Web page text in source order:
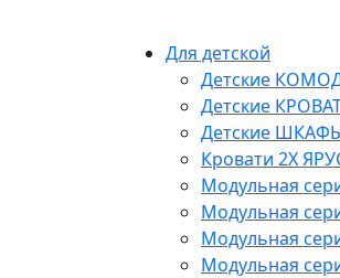
Для детской
Детские
Детские
Детские
Кровати 2Х
Модульная
Модульная
Модульная
Модульная